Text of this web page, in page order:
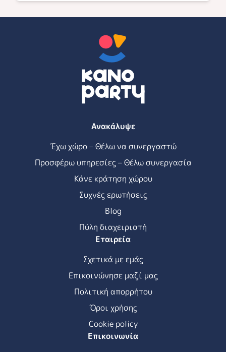
Ανακάλυψε
Έχω χώρο – Θέλω να συνεργαστώ
Προσφέρω υπηρεσίες – Θέλω συνεργασία
Κάνε κράτηση χώρου
Συχνές ερωτήσεις
Blog
Πύλη διαχειριστή
Εταιρεία
Σχετικά με εμάς
Επικοινώνησε μαζί μας
Πολιτική απορρήτου
Όροι χρήσης
Cookie policy
Επικοινωνία